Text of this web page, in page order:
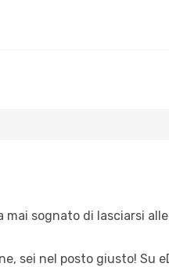
sognato di lasciarsi
sei nel posto giusto! Su